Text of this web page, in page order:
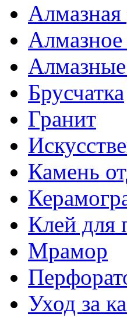
Алмазная
Алмазное
Брусчатка
Гранит
Камень
Клей для
Мрамор
Уход за